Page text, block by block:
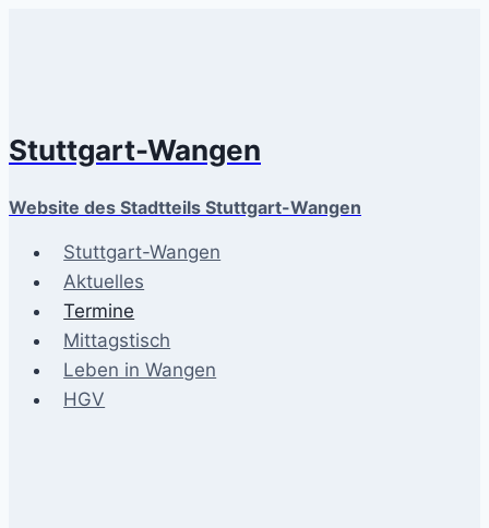
Stuttgart-Wangen
Website des Stadtteils Stuttgart-Wangen
Stuttgart-Wangen
Aktuelles
Termine
Mittagstisch
Leben in Wangen
HGV